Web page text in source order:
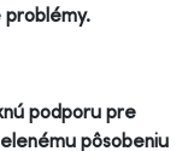
podporu pre
pôsobeniu